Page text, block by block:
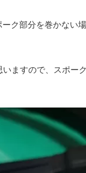
ク部分を巻かない
ますので、スポー